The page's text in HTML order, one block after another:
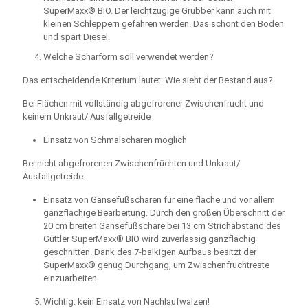
SuperMaxx® BIO. Der leichtzügige Grubber kann auch mit
kleinen Schleppern gefahren werden. Das schont den Boden
und spart Diesel.
Welche Scharform soll verwendet werden?
Das entscheidende Kriterium lautet: Wie sieht der Bestand aus?
Bei Flächen mit vollständig abgefrorener Zwischenfrucht und
keinem Unkraut/ Ausfallgetreide
Einsatz von Schmalscharen möglich
Bei nicht abgefrorenen Zwischenfrüchten und Unkraut/
Ausfallgetreide
Einsatz von Gänsefußscharen für eine flache und vor allem
ganzflächige Bearbeitung. Durch den großen Überschnitt der
20 cm breiten Gänsefußschare bei 13 cm Strichabstand des
Güttler SuperMaxx® BIO wird zuverlässig ganzflächig
geschnitten. Dank des 7-balkigen Aufbaus besitzt der
SuperMaxx® genug Durchgang, um Zwischenfruchtreste
einzuarbeiten.
Wichtig: kein Einsatz von Nachlaufwalzen!